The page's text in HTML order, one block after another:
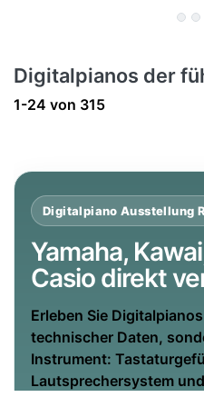
Digitalpianos der
Suchergebnisse:
1-24 von 315
Digitalpiano Ausstellung
Yamaha,
Casio direkt
Erleben Sie
technischer Daten,
Instrument:
Lautsprechersystem